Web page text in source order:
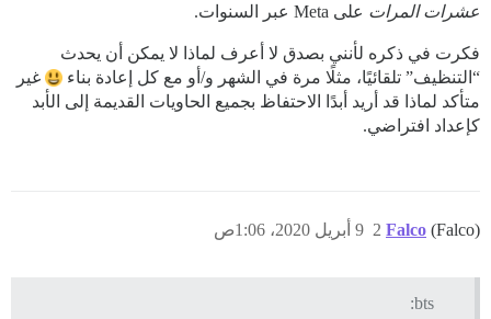
عشرات المرات على Meta عبر السنوات.
فكرت في ذكره لأنني بصدق لا أعرف لماذا لا يمكن أن يحدث
“التنظيف” تلقائيًا، مثلًا مرة في الشهر و/أو مع كل إعادة بناء
غير
متأكد لماذا قد أريد أبدًا الاحتفاظ بجميع الحاويات القديمة إلى الأبد
كإعداد افتراضي.
Falco (Falco) 9 أبريل 2020، 1:06ص 2
bts: